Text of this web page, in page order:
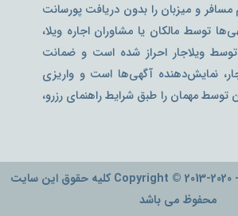
و میزبان را بدون دریافت پورسانت
توسط مالکان یا مشاوران اجاره ویلا،
ویلاجار احراز شده است و ضمانت
نمایش‌دهنده آگهی‌ها است و واریزی
توسط مهمان را طبق شرایط راهنمای رزرو،
Copyright © 2013-2020 - All Right Reserved کلیه حقوق این سایت
محفوظ می باشد